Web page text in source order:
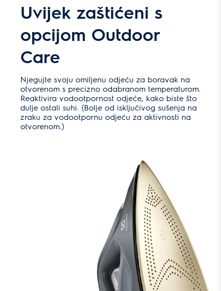
Uvijek zaštićeni s
opcijom Outdoor
Care
Njegujte svoju omiljenu odjeću za boravak na
otvorenom s precizno odabranom temperaturom.
Reaktivira vodootpornost odjeće, kako biste što
dulje ostali suhi. (Bolje od isključivog sušenja na
zraku za vodootpornu odjeću za aktivnosti na
otvorenom.)